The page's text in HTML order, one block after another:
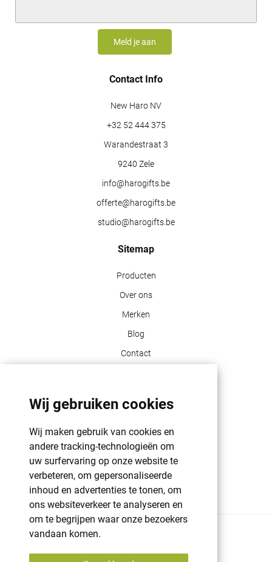
Wij gebruiken cookies
Wij maken gebruik van cookies en
andere tracking-technologieën om
uw surfervaring op onze website te
verbeteren, om gepersonaliseerde
inhoud en advertenties te tonen, om
ons websiteverkeer te analyseren en
om te begrijpen waar onze bezoekers
vandaan komen.
Contact Info
New Haro NV
+32 52 444 375
Warandestraat 3
9240 Zele
info@harogifts.be
offerte@harogifts.be
studio@harogifts.be
Sitemap
Producten
Over ons
Merken
Blog
Contact
GDPR | PRIVACY POLICY | HAROGIFTS
PMS kleuren
Cookie beleid
Voorwaarden en bepalingen
Winkelwagen